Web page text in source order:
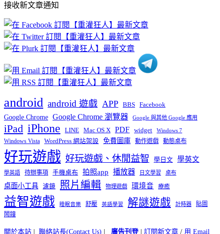
文
章
分
類
接收新文章通知
android android 遊戲 APP BBS Facebook
Google Chrome Google Chrome 瀏覽器 Google 與其他 Google 應用
iPad iPhone LINE Mac OS X PDF widget Windows 7
Windows Vista WordPress 網站架設 免費圖庫 動作遊戲 動態桌布
好玩遊戲 好玩遊戲、休閒益智 學日文 學英文
學英語 待辦事項 手機桌布 拍照app 播放器 日文學習 桌布
桌面小工具 濾鏡 照片編輯 物理遊戲 環境音 療癒
益智遊戲 睡眠音樂 舒壓 英語學習 解謎遊戲 計時器
貼圖
鬧鐘
關於本站 | 聯絡站長(Contact Us) | 廣告刊登| 訂閱新文章 / 用 Email